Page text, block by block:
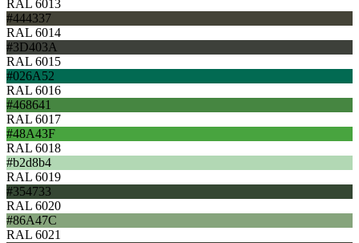
RAL 6013
#444337
RAL 6014
#3D403A
RAL 6015
#026A52
RAL 6016
#468641
RAL 6017
#48A43F
RAL 6018
#b2d8b4
RAL 6019
#354733
RAL 6020
#86A47C
RAL 6021